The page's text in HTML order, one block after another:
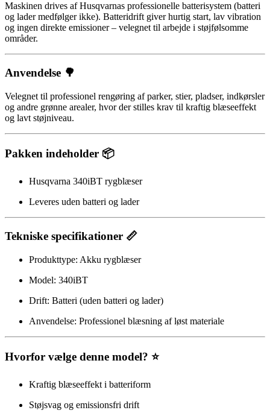
Maskinen drives af Husqvarnas professionelle batterisystem (batteri
og lader medfølger ikke). Batteridrift giver hurtig start, lav vibration
og ingen direkte emissioner – velegnet til arbejde i støjfølsomme
områder.
Anvendelse 🌳
Velegnet til professionel rengøring af parker, stier, pladser, indkørsler
og andre grønne arealer, hvor der stilles krav til kraftig blæseeffekt
og lavt støjniveau.
Pakken indeholder 📦
Husqvarna 340iBT rygblæser
Leveres uden batteri og lader
Tekniske specifikationer 📏
Produkttype: Akku rygblæser
Model: 340iBT
Drift: Batteri (uden batteri og lader)
Anvendelse: Professionel blæsning af løst materiale
Hvorfor vælge denne model? ⭐
Kraftig blæseeffekt i batteriform
Støjsvag og emissionsfri drift